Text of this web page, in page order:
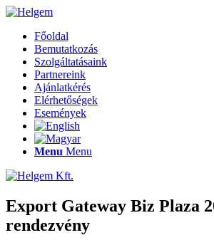
Főoldal
Bemutatkozás
Szolgáltatásaink
Partnereink
Ajánlatkérés
Elérhetőségek
Események
Menu Menu
Export Gateway Biz Plaza
rendezvény